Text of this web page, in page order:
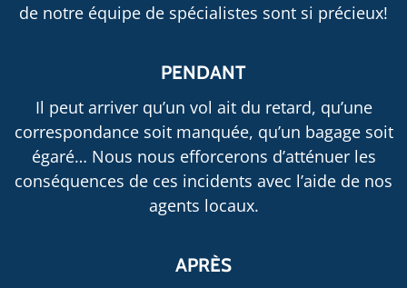
de notre équipe de spécialistes sont si précieux!
PENDANT
Il peut arriver qu’un vol ait du retard, qu’une
correspondance soit manquée, qu’un bagage soit
égaré… Nous nous efforcerons d’atténuer les
conséquences de ces incidents avec l’aide de nos
agents locaux.
APRÈS